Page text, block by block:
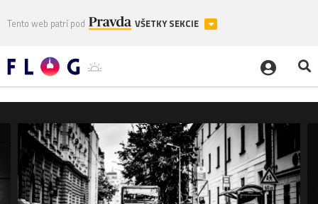
Tento web patrí pod VŠETKY SEKCIE